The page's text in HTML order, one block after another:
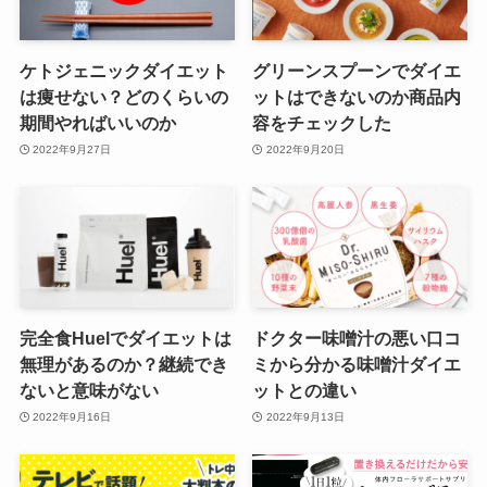
ケトジェニックダイエット
は痩せない？どのくらいの
期間やればいいのか
2022年9月27日
グリーンスプーンでダイエ
ットはできないのか商品内
容をチェックした
2022年9月20日
完全食Huelでダイエットは
無理があるのか？継続でき
ないと意味がない
2022年9月16日
ドクター味噌汁の悪い口コ
ミから分かる味噌汁ダイエ
ットとの違い
2022年9月13日